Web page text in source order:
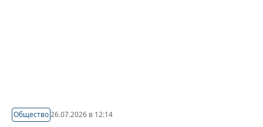
Общество26.07.2026 в 12:14